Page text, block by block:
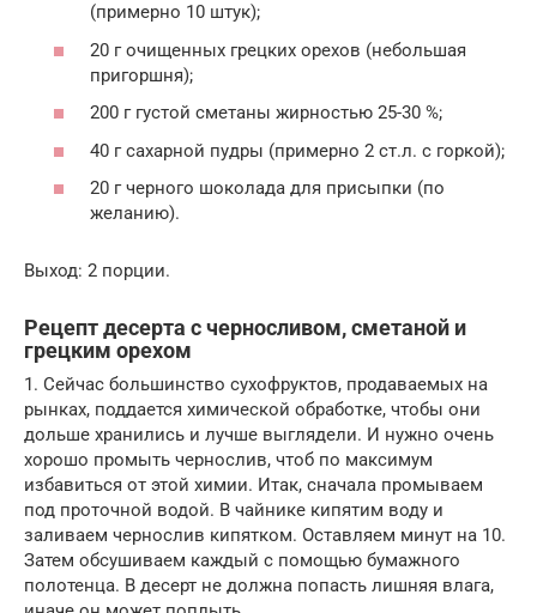
(примерно 10 штук);
20 г очищенных грецких орехов (небольшая
пригоршня);
200 г густой сметаны жирностью 25-30 %;
40 г сахарной пудры (примерно 2 ст.л. с горкой);
20 г черного шоколада для присыпки (по
желанию).
Выход: 2 порции.
Рецепт десерта с черносливом, сметаной и
грецким орехом
1. Сейчас большинство сухофруктов, продаваемых на
рынках, поддается химической обработке, чтобы они
дольше хранились и лучше выглядели. И нужно очень
хорошо промыть чернослив, чтоб по максимум
избавиться от этой химии. Итак, сначала промываем
под проточной водой. В чайнике кипятим воду и
заливаем чернослив кипятком. Оставляем минут на 10.
Затем обсушиваем каждый с помощью бумажного
полотенца. В десерт не должна попасть лишняя влага,